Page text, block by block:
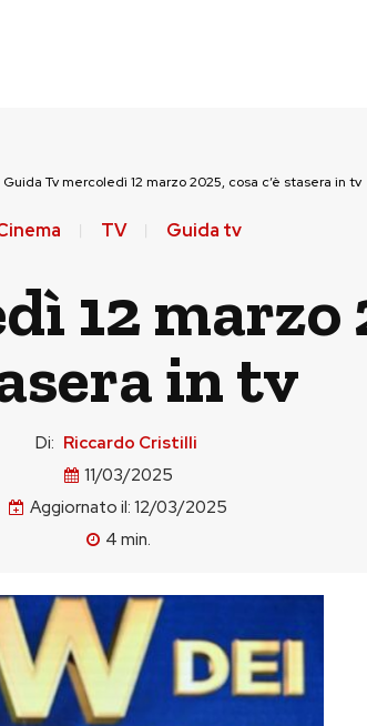
Guida Tv mercoledì 12 marzo 2025, cosa c’è stasera in tv
TV Guida tv
12 marzo
in tv
Di: Riccardo Cristilli
11/03/2025
Aggiornato il: 12/03/2025
4 min.